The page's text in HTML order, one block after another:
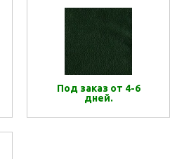
Под заказ от 4-6
дней.